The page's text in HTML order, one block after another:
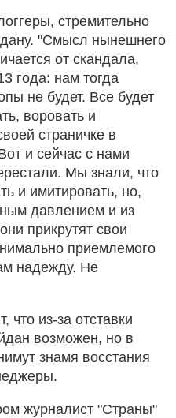
стремительно
"Смысл нынешнего
от скандала,
года: нам тогда
не будет. Все будет
воровать и
страничке в
и сейчас с нами
Мы знали, что
и имитировать, но,
давлением и из
прикрутят свои
приемлемого
надежду. Не
из-за отставки
возможен, но в
знамя восстания
журналист "Страны"